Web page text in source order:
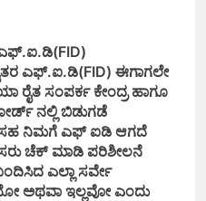
ಎಫ್.ಐ.ಡಿ(FID)
ಎಫ್.ಐ.ಡಿ(FID) ಈಗಾಗಲೇ
ರೈತ ಸಂಪರ್ಕ ಕೇಂದ್ರ ಹಾಗೂ
ನಲ್ಲಿ ಬಿಡುಗಡೆ
ಸಹ ನಿಮಗೆ ಎಫ್ ಐಡಿ ಆಗದೆ
ಚೆಕ್ ಮಾಡಿ ಪರಿಶೀಲನೆ
ಎಲ್ಲಾ ಸರ್ವೇ
ಅಥವಾ ಇಲ್ಲವೋ ಎಂದು